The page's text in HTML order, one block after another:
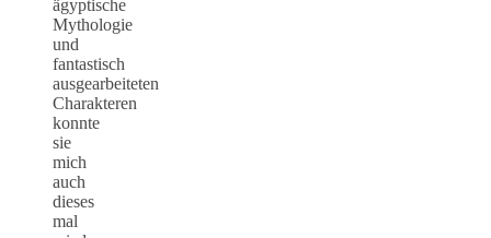
ägyptische
Mythologie
und
fantastisch
ausgearbeiteten
Charakteren
konnte
sie
mich
auch
dieses
mal